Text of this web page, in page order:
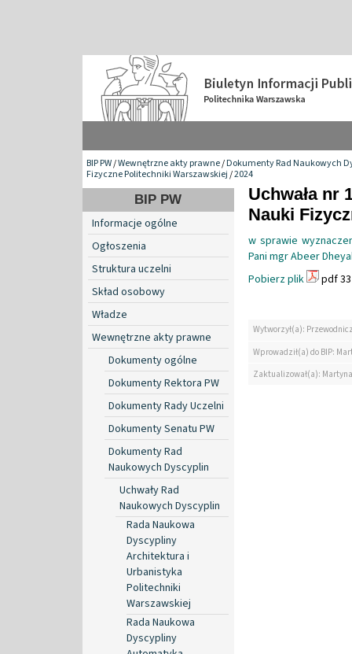
BIP PW/Wewnętrzne akty prawne/Dokumenty Rad Naukowych
Fizyczne Politechniki Warszawskiej/2024
BIP PW
Informacje ogólne
Ogłoszenia
Struktura uczelni
Skład osobowy
Władze
Wewnętrzne akty prawne
Dokumenty ogólne
Dokumenty Rektora PW
Dokumenty Rady Uczelni
Dokumenty Senatu PW
Dokumenty Rad
Naukowych Dyscyplin
Uchwały Rad
Naukowych Dyscyplin
Rada Naukowa
Dyscypliny
Architektura i
Urbanistyka
Politechniki
Warszawskiej
Rada Naukowa
Dyscypliny
Uchwała nr
Nauki
w sprawie
Pani mgr Abeer
Pobierz plik
pdf
Wytworzył(a):
Wprowadził(a) do BIP:
Zaktualizował(a):